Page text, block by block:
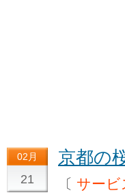
02月
21
京都の
〔 サービ